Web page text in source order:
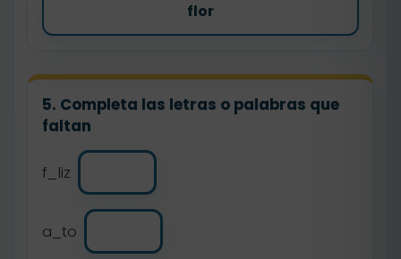
flor
5. Completa las letras o palabras que
faltan
f_liz
a_to